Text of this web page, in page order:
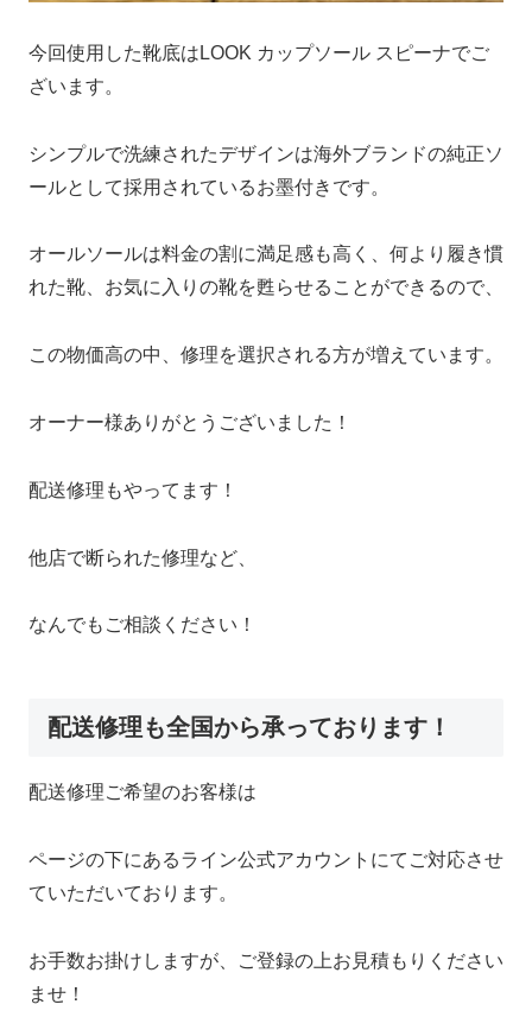
今回使用した靴底はLOOK カップソール スピーナでご
ざいます。
シンプルで洗練されたデザインは海外ブランドの純正ソ
ールとして採用されているお墨付きです。
オールソールは料金の割に満足感も高く、何より履き慣
れた靴、お気に入りの靴を甦らせることができるので、
この物価高の中、修理を選択される方が増えています。
オーナー様ありがとうございました！
配送修理もやってます！
他店で断られた修理など、
なんでもご相談ください！
配送修理も全国から承っております！
配送修理ご希望のお客様は
ページの下にあるライン公式アカウントにてご対応させ
ていただいております。
お手数お掛けしますが、ご登録の上お見積もりください
ませ！